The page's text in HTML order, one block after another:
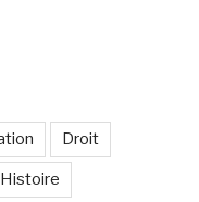
Droit
Histoire